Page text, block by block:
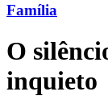
Família
O
inquieto